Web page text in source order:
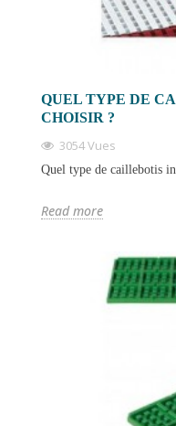
QUEL TYPE DE
CHOISIR ?
3054 Vues
Quel type de caillebotis
Read more